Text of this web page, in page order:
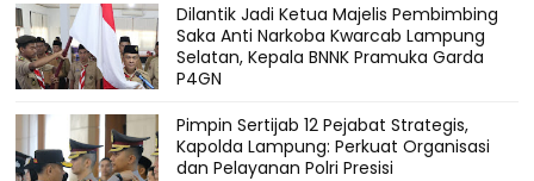
Dilantik Jadi Ketua Majelis Pembimbing
Saka Anti Narkoba Kwarcab Lampung
Selatan, Kepala BNNK Pramuka Garda
P4GN
Pimpin Sertijab 12 Pejabat Strategis,
Kapolda Lampung: Perkuat Organisasi
dan Pelayanan Polri Presisi